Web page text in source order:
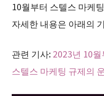
10월부터 스텔스 마케
자세한 내용은 아래의
관련 기사:2023년 10월
스텔스 마케팅 규제의